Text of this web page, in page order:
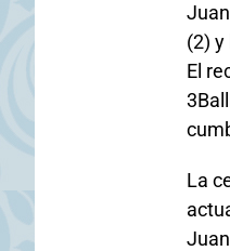
(2) y
El
La